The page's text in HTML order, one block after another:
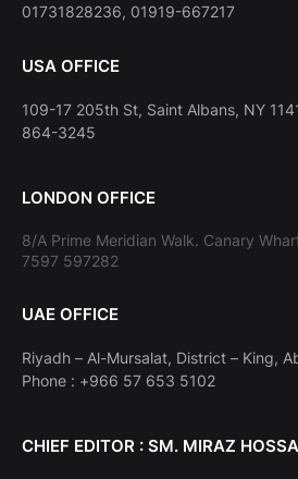
01731828236, 01919-667217
USA OFFICE
109-17 205th St, Saint Albans, NY
864-3245
LONDON OFFICE
8/A Prime Meridian Walk. Canary
7597 597282
UAE OFFICE
Riyadh – Al-Mursalat, District – King,
Phone : +966 57 653 5102
CHIEF EDITOR : SM. MIRAZ